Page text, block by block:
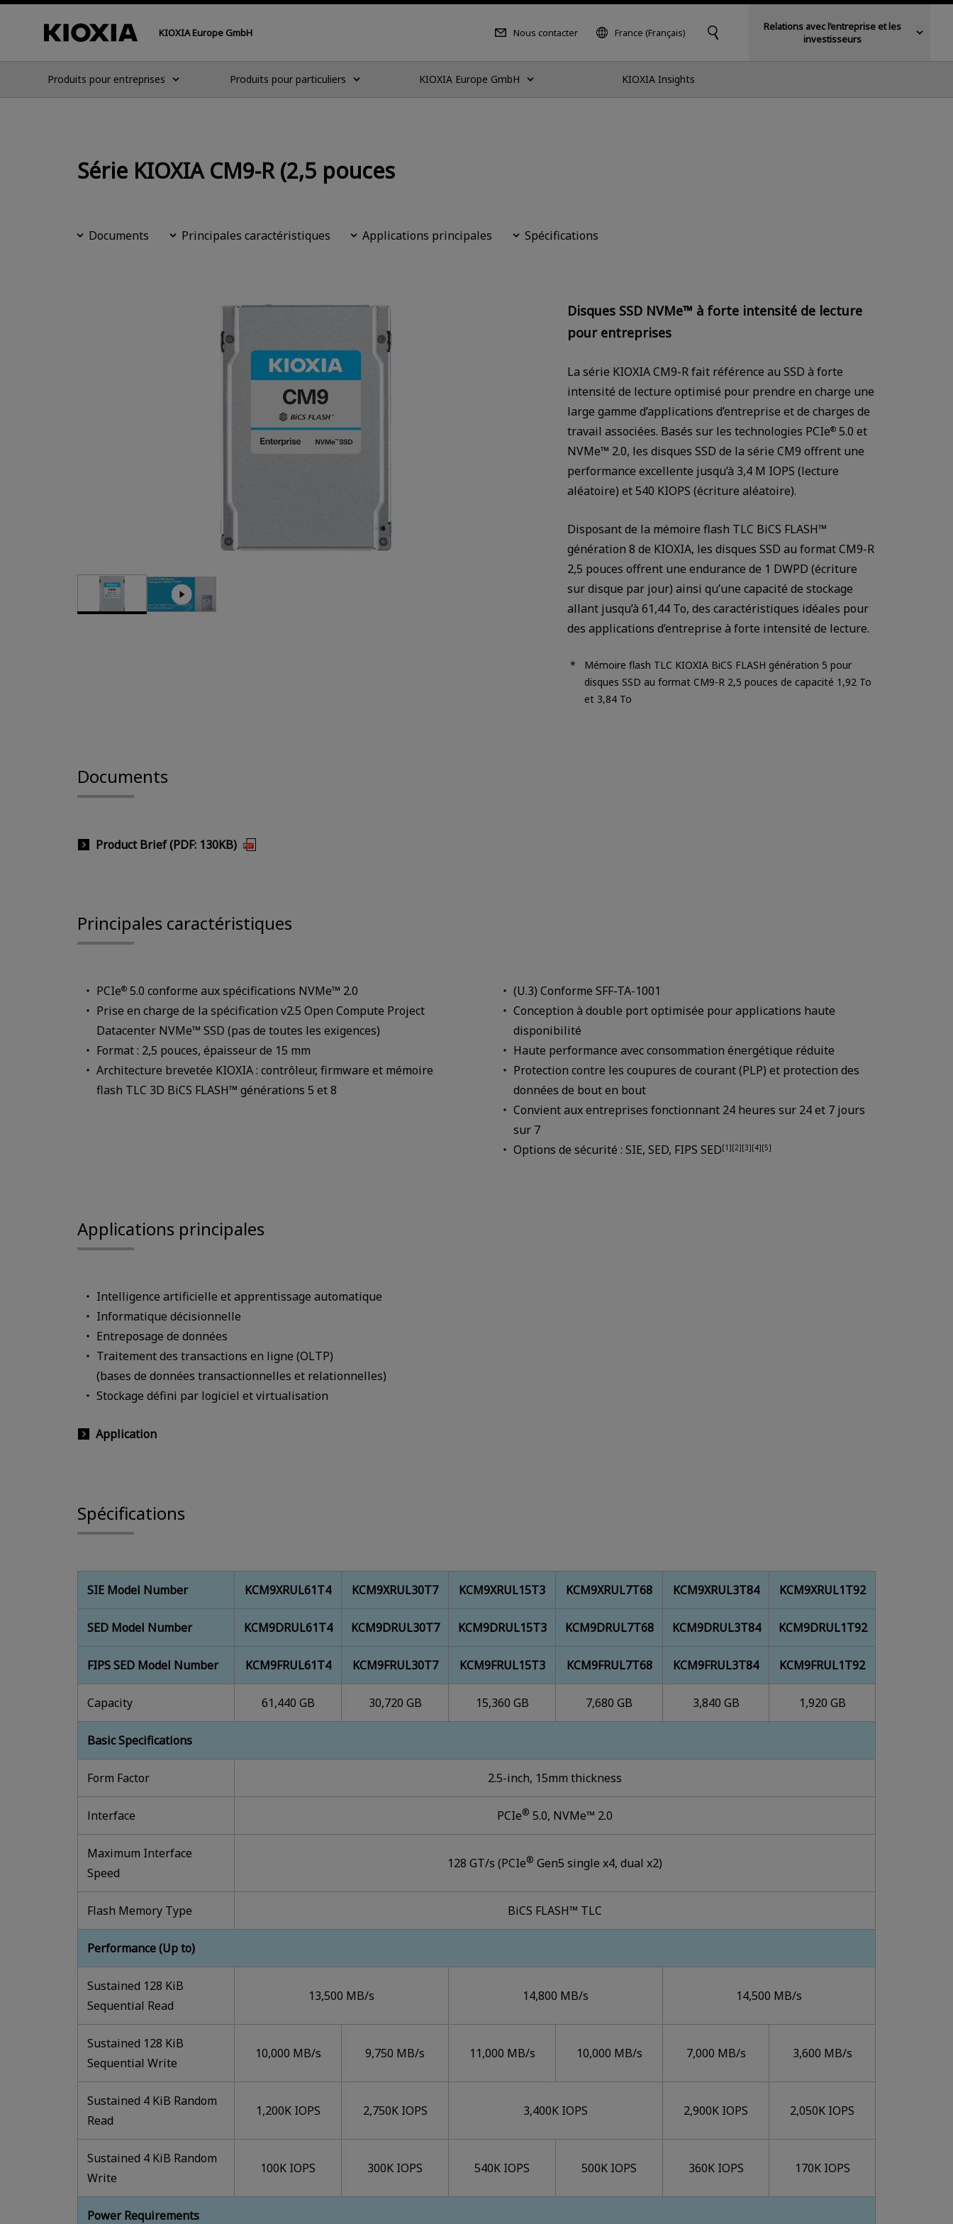
KIOXIA Europe GmbH Nous contacter France (Français)
Relations avec l’entreprise et les
investisseurs
Produits pour entreprises Produits pour particuliers KIOXIA Europe GmbH KIOXIA Insights
Série KIOXIA CM9-R (2,5 pouces
Documents Principales caractéristiques Applications principales Spécifications
Disques SSD NVMe™ à forte intensité de lecture
pour entreprises
La série KIOXIA CM9-R fait référence au SSD à forte
intensité de lecture optimisé pour prendre en charge une
large gamme d’applications d’entreprise et de charges de
travail associées. Basés sur les technologies PCIe® 5.0 et
NVMe™ 2.0, les disques SSD de la série CM9 offrent une
performance excellente jusqu’à 3,4 M IOPS (lecture
aléatoire) et 540 KIOPS (écriture aléatoire).
Disposant de la mémoire flash TLC BiCS FLASH™
génération 8 de KIOXIA, les disques SSD au format CM9-R
2,5 pouces offrent une endurance de 1 DWPD (écriture
sur disque par jour) ainsi qu’une capacité de stockage
allant jusqu’à 61,44 To, des caractéristiques idéales pour
des applications d’entreprise à forte intensité de lecture.
Mémoire flash TLC KIOXIA BiCS FLASH génération 5 pour
disques SSD au format CM9-R 2,5 pouces de capacité 1,92 To
et 3,84 To
Documents
Product Brief (PDF: 130KB)
Principales caractéristiques
PCIe® 5.0 conforme aux spécifications NVMe™ 2.0
Prise en charge de la spécification v2.5 Open Compute Project
Datacenter NVMe™ SSD (pas de toutes les exigences)
Format : 2,5 pouces, épaisseur de 15 mm
Architecture brevetée KIOXIA : contrôleur, firmware et mémoire
flash TLC 3D BiCS FLASH™ générations 5 et 8
(U.3) Conforme SFF-TA-1001
Conception à double port optimisée pour applications haute
disponibilité
Haute performance avec consommation énergétique réduite
Protection contre les coupures de courant (PLP) et protection des
données de bout en bout
Convient aux entreprises fonctionnant 24 heures sur 24 et 7 jours
sur 7
Options de sécurité : SIE, SED, FIPS SED[1][2][3][4][5]
Applications principales
Intelligence artificielle et apprentissage automatique
Informatique décisionnelle
Entreposage de données
Traitement des transactions en ligne (OLTP)
(bases de données transactionnelles et relationnelles)
Stockage défini par logiciel et virtualisation
Application
Spécifications
SIE Model Number KCM9XRUL61T4 KCM9XRUL30T7 KCM9XRUL15T3 KCM9XRUL7T68 KCM9XRUL3T84 KCM9XRUL1T92
SED Model Number KCM9DRUL61T4 KCM9DRUL30T7 KCM9DRUL15T3 KCM9DRUL7T68 KCM9DRUL3T84 KCM9DRUL1T92
FIPS SED Model Number KCM9FRUL61T4 KCM9FRUL30T7 KCM9FRUL15T3 KCM9FRUL7T68 KCM9FRUL3T84 KCM9FRUL1T92
Capacity 61,440 GB 30,720 GB 15,360 GB 7,680 GB 3,840 GB 1,920 GB
Basic Specifications
Form Factor 2.5-inch, 15mm thickness
lnterface PCIe® 5.0, NVMe™ 2.0
Maximum Interface
Speed
128 GT/s (PCIe® Gen5 single x4, dual x2)
Flash Memory Type BiCS FLASH™ TLC
Performance (Up to)
Sustained 128 KiB
Sequential Read
13,500 MB/s 14,800 MB/s 14,500 MB/s
Sustained 128 KiB
Sequential Write
10,000 MB/s 9,750 MB/s 11,000 MB/s 10,000 MB/s 7,000 MB/s 3,600 MB/s
Sustained 4 KiB Random
Read
1,200K IOPS 2,750K IOPS 3,400K IOPS 2,900K IOPS 2,050K IOPS
Sustained 4 KiB Random
Write
100K IOPS 300K IOPS 540K IOPS 500K IOPS 360K IOPS 170K IOPS
Power Requirements